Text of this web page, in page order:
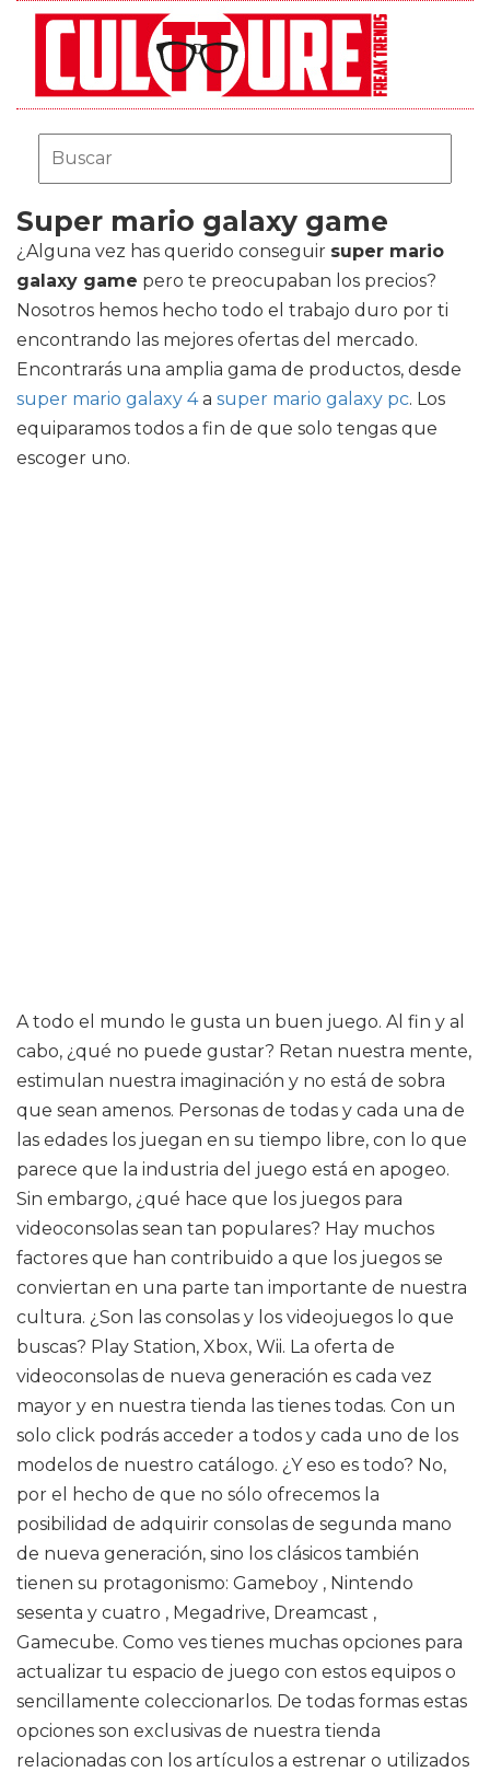
Super mario galaxy game
¿Alguna vez has querido conseguir super mario
galaxy game pero te preocupaban los precios?
Nosotros hemos hecho todo el trabajo duro por ti
encontrando las mejores ofertas del mercado.
Encontrarás una amplia gama de productos, desde
super mario galaxy 4a super mario galaxy pc. Los
equiparamos todos a fin de que solo tengas que
escoger uno.
A todo el mundo le gusta un buen juego. Al fin y al
cabo, ¿qué no puede gustar? Retan nuestra mente,
estimulan nuestra imaginación y no está de sobra
que sean amenos. Personas de todas y cada una de
las edades los juegan en su tiempo libre, con lo que
parece que la industria del juego está en apogeo.
Sin embargo, ¿qué hace que los juegos para
videoconsolas sean tan populares? Hay muchos
factores que han contribuido a que los juegos se
conviertan en una parte tan importante de nuestra
cultura. ¿Son las consolas y los videojuegos lo que
buscas? Play Station, Xbox, Wii. La oferta de
videoconsolas de nueva generación es cada vez
mayor y en nuestra tienda las tienes todas. Con un
solo click podrás acceder a todos y cada uno de los
modelos de nuestro catálogo. ¿Y eso es todo? No,
por el hecho de que no sólo ofrecemos la
posibilidad de adquirir consolas de segunda mano
de nueva generación, sino los clásicos también
tienen su protagonismo: Gameboy , Nintendo
sesenta y cuatro , Megadrive, Dreamcast ,
Gamecube. Como ves tienes muchas opciones para
actualizar tu espacio de juego con estos equipos o
sencillamente coleccionarlos. De todas formas estas
opciones son exclusivas de nuestra tienda
relacionadas con los artículos a estrenar o utilizados